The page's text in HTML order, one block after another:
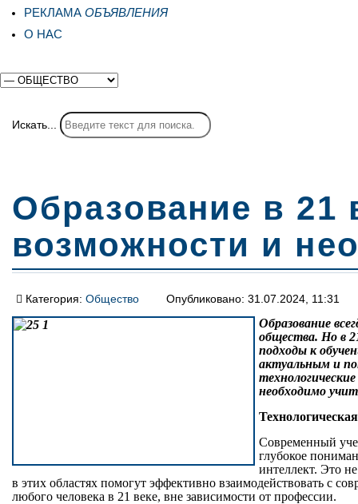
РЕКЛАМА ОБЪЯВЛЕНИЯ
О НАС
Искать...
Образование в 21
возможности и
Категория: Общество Опубликовано: 31.07.2024, 11:31
Образование
общества. Но в
подходы к
актуальным и
необходимо
Современный
глубокое
интеллект. Это
в этих областях помогут эффективно взаимодействовать с
любого человека в 21 веке, вне зависимости от профессии.